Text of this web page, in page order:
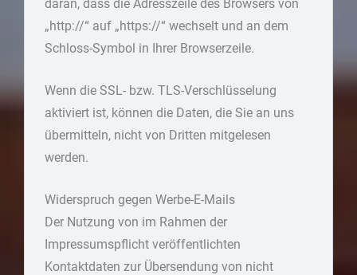
daran, dass die Adresszeile des Browsers von
„http://“ auf „https://“ wechselt und an dem
Schloss-Symbol in Ihrer Browserzeile.
Wenn die SSL- bzw. TLS-Verschlüsselung
aktiviert ist, können die Daten, die Sie an uns
übermitteln, nicht von Dritten mitgelesen
werden.
Widerspruch gegen Werbe-E-Mails
Der Nutzung von im Rahmen der
Impressumspflicht veröffentlichten
Kontaktdaten zur Übersendung von nicht